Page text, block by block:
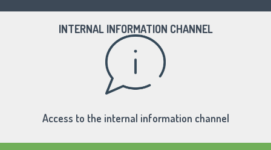
INTERNAL INFORMATION CHANNEL
Access to the internal information channel